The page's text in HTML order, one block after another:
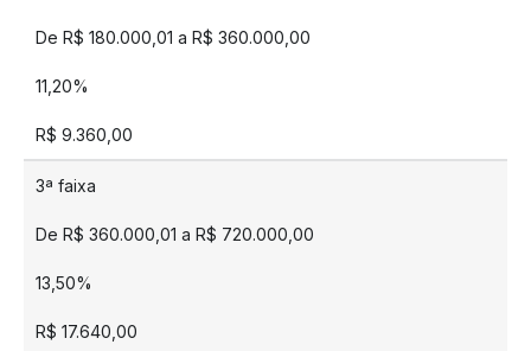
De R$ 180.000,01 a R$ 360.000,00
11,20%
R$ 9.360,00
3ª faixa
De R$ 360.000,01 a R$ 720.000,00
13,50%
R$ 17.640,00